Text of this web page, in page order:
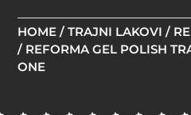
HOME /TRAJNI LAKOVI /
/ REFORMA GEL POLISH
ONE